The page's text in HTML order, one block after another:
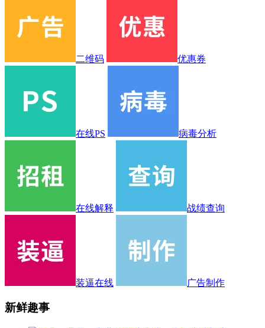
二维码 优惠券
在线PS 病毒分析
在线解释 战绩查询
装逼在线 广告制作
新鲜趣事